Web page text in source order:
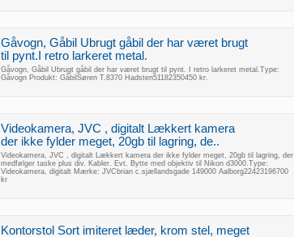
Gåvogn, Gåbil Ubrugt gåbil der har været brugt
til pynt.I retro larkeret metal.
Gåvogn, Gåbil Ubrugt gåbil der har været brugt til pynt. I retro larkeret metal.Type:
Gåvogn Produkt: GåbilSøren T.8370 Hadsten51182350450 kr.
Videokamera, JVC , digitalt Lækkert kamera
der ikke fylder meget, 20gb til lagring, de..
Videokamera, JVC , digitalt Lækkert kamera der ikke fylder meget, 20gb til lagring, der
medfølger taske plus div. Kabler. Evt. Bytte med objektiv til Nikon d3000.Type:
Videokamera, digitalt Mærke: JVCbrian c.sjællandsgade 149000 Aalborg22423196700
kr
Kontorstol Sort imiteret læder, krom stel, meget